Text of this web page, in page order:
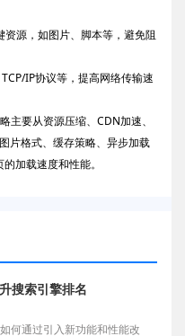
源，如图片、脚本等，避免阻
IP协议等，提高网络传输速
要从资源压缩、CDN加速、
片格式、缓存策略、异步加载
加载速度和性能。
搜索引擎排名
何通过引入新功能和性能改